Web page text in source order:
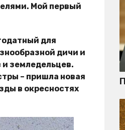
Мой первый
для
дичи и
земледельцев.
– пришла новая
в окресностях